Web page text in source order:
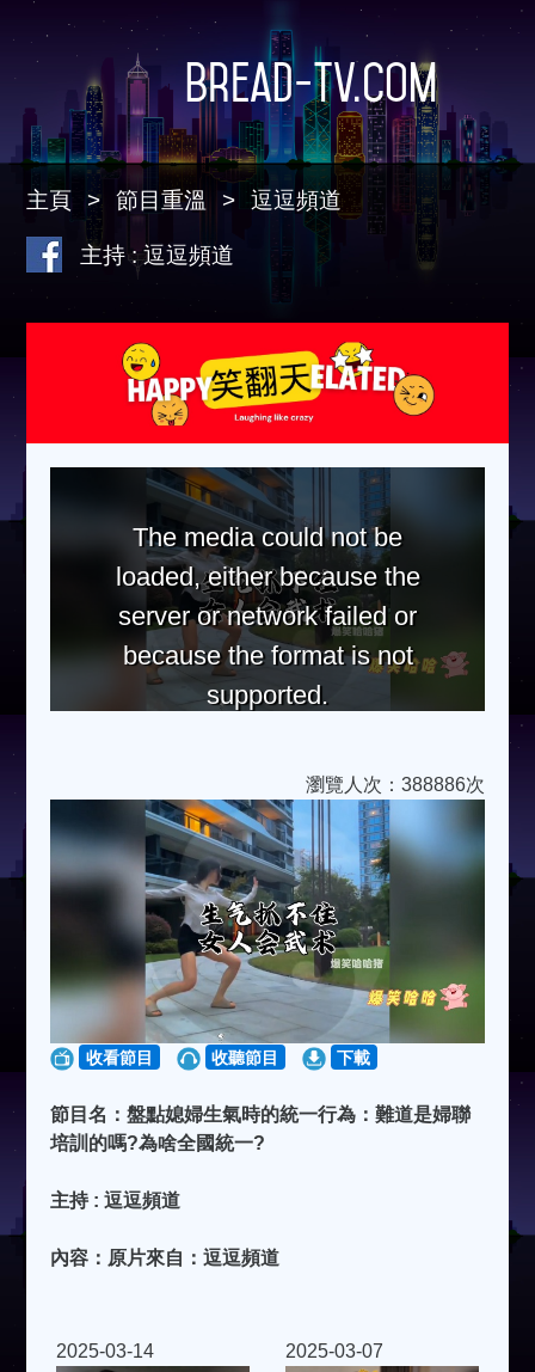
Bread-TV.com
主頁 節目重溫 逗逗頻道
主持 : 逗逗頻道
The media could not be
loaded, either because the
server or network failed or
because the format is not
supported.
瀏覽人次：388886次
收看節目 收聽節目 下載
節目名：盤點媳婦生氣時的統一行為：難道是婦聯
培訓的嗎?為啥全國統一?
主持 : 逗逗頻道
內容：原片來自：逗逗頻道
2025-03-14 2025-03-07